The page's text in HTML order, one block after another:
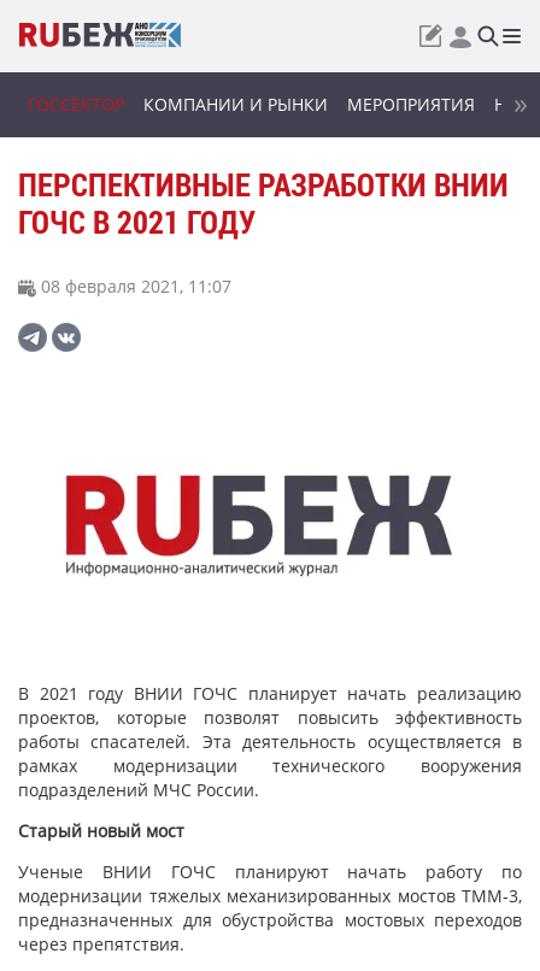
ГОССЕКТОР КОМПАНИИ И РЫНКИ МЕРОПРИЯТИЯ
ПЕРСПЕКТИВНЫЕ РАЗРАБОТКИ ВНИИ
ГОЧС В 2021 ГОДУ
08 февраля 2021, 11:07
В 2021 году ВНИИ ГОЧС планирует начать реализацию
проектов, которые позволят повысить эффективность
работы спасателей. Эта деятельность осуществляется в
рамках модернизации технического вооружения
подразделений МЧС России.
Старый новый мост
Ученые ВНИИ ГОЧС планируют начать работу по
модернизации тяжелых механизированных мостов ТММ-3,
предназначенных для обустройства мостовых переходов
через препятствия.